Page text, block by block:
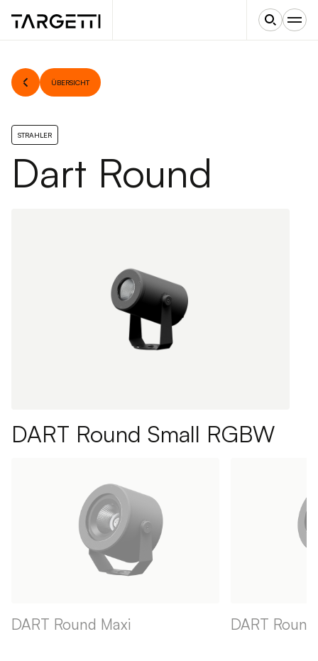
ÜBERSICHT
STRAHLER
Dart Round
DART Round Small RGBW
DART Round Maxi DART